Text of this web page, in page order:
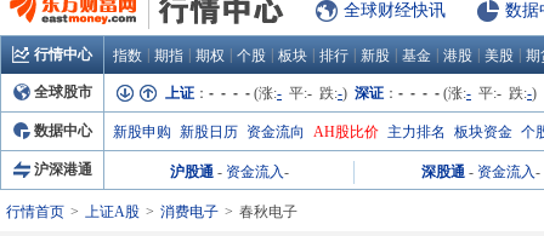
全球财经快讯 数据
行情中心 指数 期指 期权 个股 板块 排行 新股 基金 港股 美股 期
全球股市 上证 ： - - - - (涨:- 平:- 跌:-) 深证 ： - - - - (涨:- 平:- 跌:-)
数据中心 新股申购 新股日历 资金流向 AH股比价 主力排名 板块资金 个
沪深港通 沪股通 - 资金流入- 深股通 - 资金流入-
行情首页 上证A股 消费电子 春秋电子